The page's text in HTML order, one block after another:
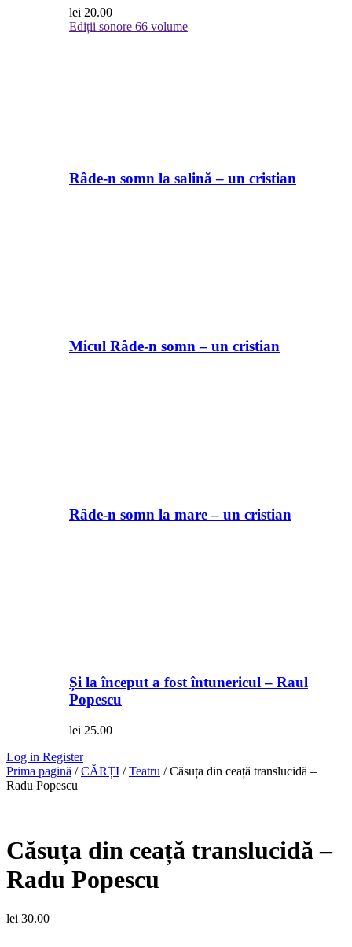
lei 20.00
Ediții sonore 66 volume
Râde-n somn la salină – un cristian
Micul Râde-n somn – un cristian
Râde-n somn la mare – un cristian
Și la început a fost întunericul – Raul
Popescu
lei 25.00
Log in Register
Prima pagină /CĂRȚI /Teatru / Căsuța din ceață translucidă –
Radu Popescu
Căsuța din ceață translucidă –
Radu Popescu
lei 30.00